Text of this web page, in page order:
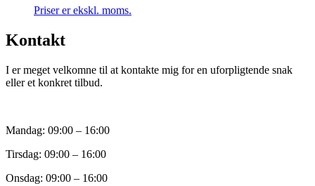
Priser er ekskl. moms.
Kontakt
I er meget velkomne til at kontakte mig for en uforpligtende snak
eller et konkret tilbud.
Mandag: 09:00 – 16:00
Tirsdag: 09:00 – 16:00
Onsdag: 09:00 – 16:00